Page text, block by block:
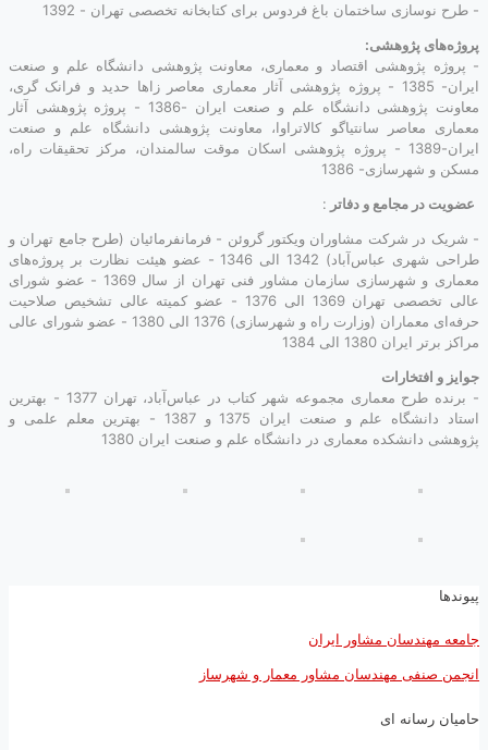
- طرح نوسازی ساختمان باغ فردوس برای کتابخانه تخصصی تهران - 1392
پروژه‌های پژوهشی:
- پروژه پژوهشی اقتصاد و معماری، معاونت پژوهشی دانشگاه علم و صنعت
ایران- 1385 - پروژه پژوهشی آثار معماری معاصر زاها حدید و فرانک گری،
معاونت پژوهشی دانشگاه علم و صنعت ایران -1386 - پروژه پژوهشی آثار
معماری معاصر سانتیاگو کالاتراوا، معاونت پژوهشی دانشگاه علم و صنعت
ایران-1389 - پروژه پژوهشی اسکان موقت سالمندان، مرکز تحقیقات راه،
مسکن و شهرسازی- 1386
عضویت‌ در مجامع و دفاتر :
- شریک در شرکت مشاوران ویکتور گروئن - فرمانفرمائیان (طرح جامع تهران و
طراحی شهری عباس‌آباد) 1342 الی 1346 - عضو هیئت نظارت بر پروژه‌های
معماری و شهرسازی سازمان مشاور فنی تهران از سال 1369 - عضو شورای
عالی تخصصی تهران 1369 الی 1376 - عضو کمیته عالی تشخیص صلاحیت
حرفه‌ای معماران (وزارت راه و شهرسازی) 1376 الی 1380 - عضو شورای عالی
مراکز برتر ایران 1380 الی 1384
جوایز و افتخارات
- برنده طرح معماری مجموعه شهر کتاب در عباس‌آباد، تهران 1377 - بهترین
استاد دانشگاه علم و صنعت ایران 1375 و 1387 - بهترین معلم علمی و
پژوهشی دانشکده معماری در دانشگاه علم و صنعت ایران 1380
پیوندها
جامعه مهندسان مشاور ایران
انجمن صنفی مهندسان مشاور معمار و شهرساز
حامیان رسانه ای